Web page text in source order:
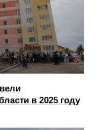
в 2025 году